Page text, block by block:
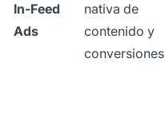
In-Feed
Ads
nativa de
contenido y
conversiones